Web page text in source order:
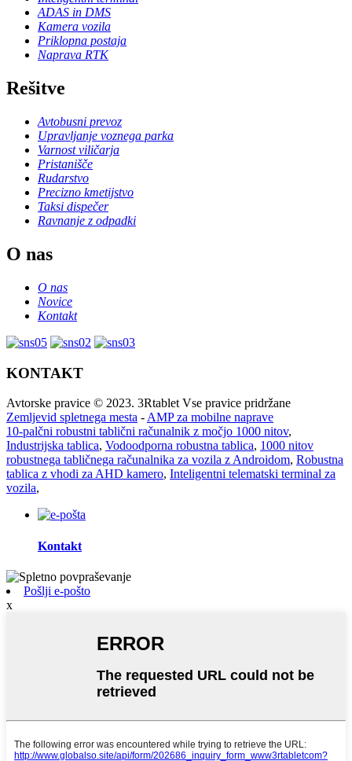
ADAS in DMS
Kamera vozila
Priklopna postaja
Naprava RTK
Rešitve
Avtobusni prevoz
Upravljanje voznega parka
Varnost viličarja
Pristanišče
Rudarstvo
Precizno kmetijstvo
Taksi dispečer
Ravnanje z odpadki
O nas
O nas
Novice
Kontakt
KONTAKT
Avtorske pravice © 2023. 3Rtablet Vse pravice pridržane
Zemljevid spletnega mesta - AMP za mobilne naprave
10-palčni robustni tablični računalnik z močjo 1000 nitov,
Industrijska tablica, Vodoodporna robustna tablica, 1000 nitov
robustnega tabličnega računalnika za vozila z Androidom, Robustna
tablica z vhodi za AHD kamero, Inteligentni telematski terminal za
vozila,
Kontakt
Pošlji e-pošto
x